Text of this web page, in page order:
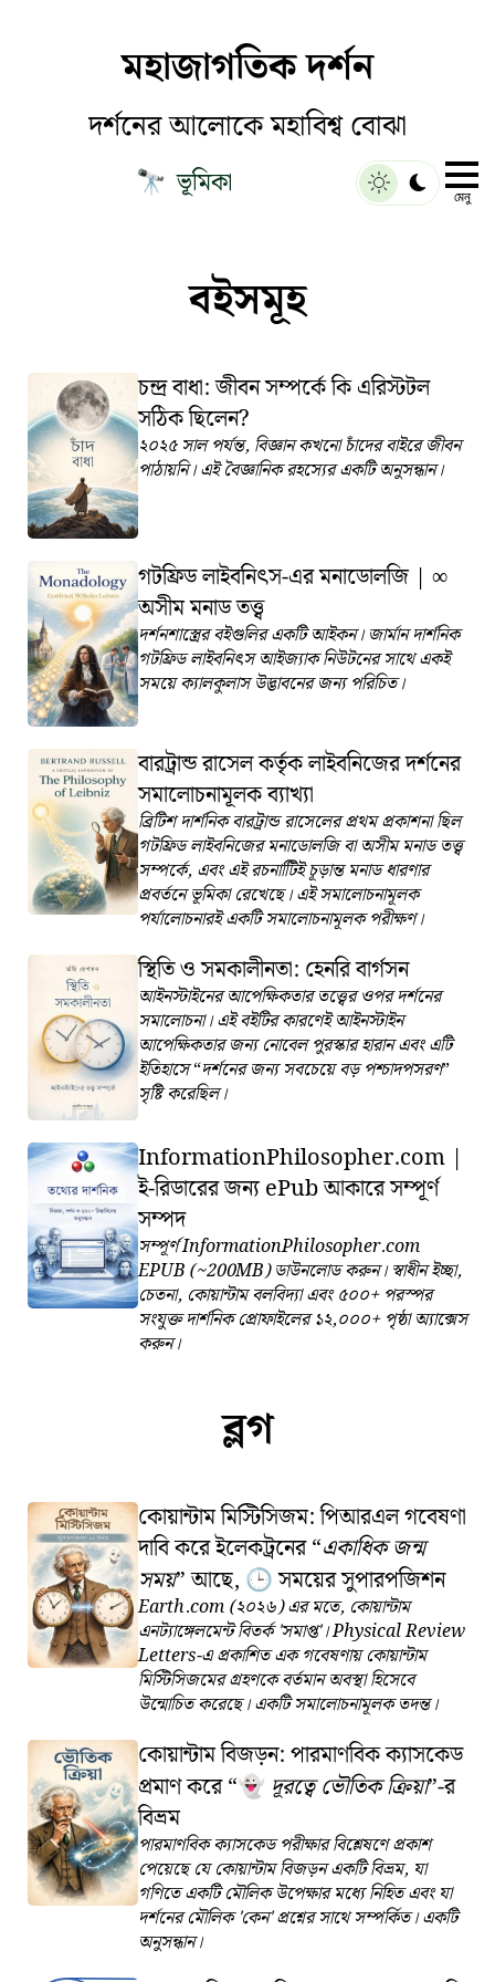
মহাজাগতিক দর্শন
দর্শনের আলোকে মহাবিশ্ব বোঝা
🔭 ভূমিকা মেনু
বইসমূহ
চন্দ্র বাধা: জীবন সম্পর্কে কি এরিস্টটল
সঠিক ছিলেন?
২০২৫ সাল পর্যন্ত, বিজ্ঞান কখনো চাঁদের বাইরে জীবন
পাঠায়নি। এই বৈজ্ঞানিক রহস্যের একটি অনুসন্ধান।
গটফ্রিড লাইবনিৎস-এর মনাডোলজি | ∞
অসীম মনাড তত্ত্ব
দর্শনশাস্ত্রের বইগুলির একটি আইকন। জার্মান দার্শনিক
গটফ্রিড লাইবনিৎস আইজ্যাক নিউটনের সাথে একই
সময়ে ক্যালকুলাস উদ্ভাবনের জন্য পরিচিত।
বারট্রান্ড রাসেল কর্তৃক লাইবনিজের দর্শনের
সমালোচনামূলক ব্যাখ্যা
ব্রিটিশ দার্শনিক বারট্রান্ড রাসেলের প্রথম প্রকাশনা ছিল
গটফ্রিড লাইবনিজের মনাডোলজি বা অসীম মনাড তত্ত্ব
সম্পর্কে, এবং এই রচনাটিিই চূড়ান্ত মনাড ধারণার
প্রবর্তনে ভূমিকা রেখেছে। এই সমালোচনামূলক
পর্যালোচনারই একটি সমালোচনামূলক পরীক্ষণ।
স্থিতি ও সমকালীনতা: হেনরি বার্গসন
আইনস্টাইনের আপেক্ষিকতার তত্ত্বের ওপর দর্শনের
সমালোচনা। এই বইটির কারণেই আইনস্টাইন
আপেক্ষিকতার জন্য নোবেল পুরস্কার হারান এবং এটি
ইতিহাসে দর্শনের জন্য সবচেয়ে বড় পশ্চাদপসরণ
সৃষ্টি করেছিল।
InformationPhilosopher.com |
ই-রিডারের জন্য ePub আকারে সম্পূর্ণ
সম্পদ
সম্পূর্ণ InformationPhilosopher.com
EPUB (~200MB) ডাউনলোড করুন। স্বাধীন ইচ্ছা,
চেতনা, কোয়ান্টাম বলবিদ্যা এবং ৫০০+ পরস্পর
সংযুক্ত দার্শনিক প্রোফাইলের ১২,০০০+ পৃষ্ঠা অ্যাক্সেস
করুন।
ব্লগ
কোয়ান্টাম মিস্টিসিজম: পিআরএল গবেষণা
দাবি করে ইলেকট্রনের একাধিক জন্ম
সময় আছে, 🕒 সময়ের সুপারপজিশন
Earth.com (২০২৬) এর মতে, কোয়ান্টাম
এনট্যাঙ্গেলমেন্ট বিতর্ক 'সমাপ্ত'। Physical Review
Letters-এ প্রকাশিত এক গবেষণায় কোয়ান্টাম
মিস্টিসিজমের গ্রহণকে বর্তমান অবস্থা হিসেবে
উন্মোচিত করেছে। একটি সমালোচনামূলক তদন্ত।
কোয়ান্টাম বিজড়ন: পারমাণবিক ক্যাসকেড
প্রমাণ করে 👻 দূরত্বে ভৌতিক ক্রিয়া -র
বিভ্রম
পারমাণবিক ক্যাসকেড পরীক্ষার বিশ্লেষণে প্রকাশ
পেয়েছে যে কোয়ান্টাম বিজড়ন একটি বিভ্রম, যা
গণিতে একটি মৌলিক উপেক্ষার মধ্যে নিহিত এবং যা
দর্শনের মৌলিক 'কেন' প্রশ্নের সাথে সম্পর্কিত। একটি
অনুসন্ধান।